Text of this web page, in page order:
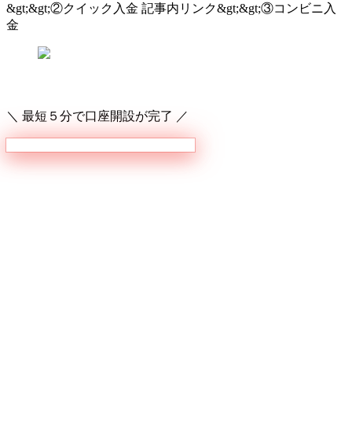
&gt;&gt;②クイック入金 記事内リンク&gt;&gt;③コンビニ入
金
＼ 最短５分で口座開設が完了 ／